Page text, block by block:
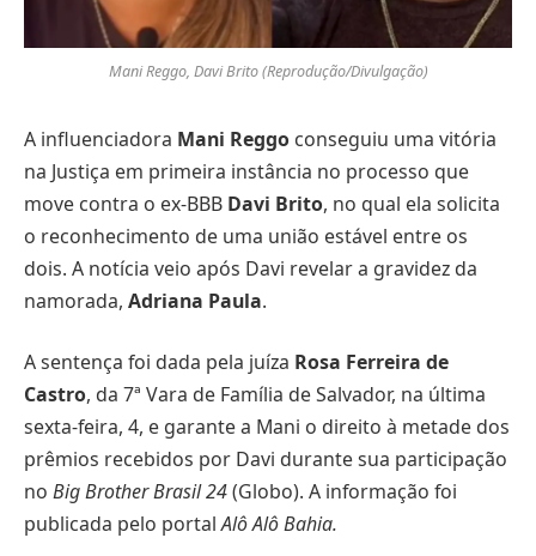
Mani Reggo, Davi Brito (Reprodução/Divulgação)
A influenciadora Mani Reggo conseguiu uma vitória
na Justiça em primeira instância no processo que
move contra o ex-BBB Davi Brito, no qual ela solicita
o reconhecimento de uma união estável entre os
dois. A notícia veio após Davi revelar a gravidez da
namorada, Adriana Paula.
A sentença foi dada pela juíza Rosa Ferreira de
Castro, da 7ª Vara de Família de Salvador, na última
sexta-feira, 4, e garante a Mani o direito à metade dos
prêmios recebidos por Davi durante sua participação
no Big Brother Brasil 24(Globo). A informação foi
publicada pelo portalAlô Alô Bahia.